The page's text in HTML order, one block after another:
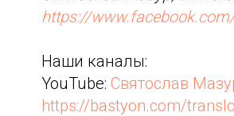
https://
Наши каналы:
YouTube: Святослав
https://bastyon.com/